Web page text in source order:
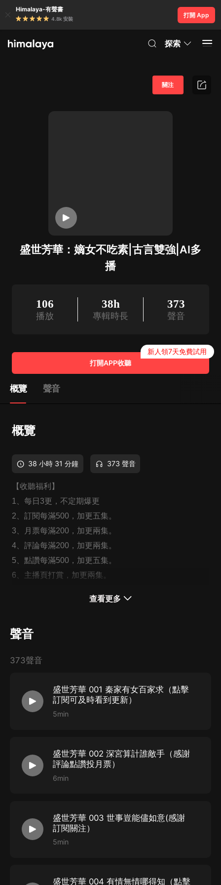
Himalaya-有聲書
4.8k 安裝
打開 App
探索
盛世芳華：嫡女不吃素|古言雙強|AI多
播
關注
106
播放
38h
專輯時長
373
聲音
打開APP收聽
新人領7天免費試用
概覽 聲音
概覽
38 小時 31 分鐘 373 聲音
【收聽福利】
1、每日3更，不定期爆更
2、訂閱每滿500，加更五集。
3、月票每滿200，加更兩集。
4、評論每滿200，加更兩集。
5、點讚每滿500，加更五集。
6、主播頁打賞，加更兩集。
有太子之權。
的嫡女，身世顯赫，皇子求娶。
危機，步步殺機之下的掙紮。旖旎情思與錦繡殺機的交
纏，她避走江湖，求快意瀟灑，以免萬劫不復。
的年少心思，能否撐得過烽火江山的美人無數？
【作者】秦歸雲
【制作】安藝_，參與制作
主播頁。
【CAST】
喜小雨、歐辰、喜小驪、漁小小、喜小玖、喜
小迪、喜小小、喜小峰、寧小榮等
查看更多
聲音
373聲音
盛世芳華 001 秦家有女百家求（點擊
訂閱可及時看到更新）
5min
盛世芳華 002 深宮算計誰敵手（感謝
評論點讚投月票）
6min
盛世芳華 003 世事豈能儘如意(感謝
訂閱關注）
5min
盛世芳華 004 有情無情哪得知（點擊